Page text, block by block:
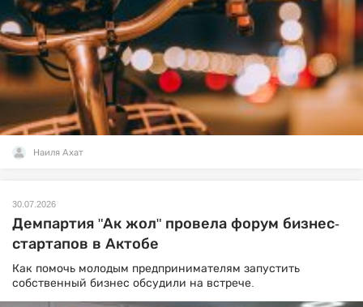
Наиля Ахат
30.07.2026
Демпартия "Ак жол" провела форум бизнес-
стартапов в Актобе
Как помочь молодым предпринимателям запустить
собственный бизнес обсудили на встрече.